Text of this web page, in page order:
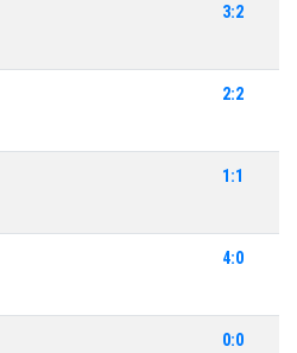
3:2
2:2
1:1
4:0
0:0